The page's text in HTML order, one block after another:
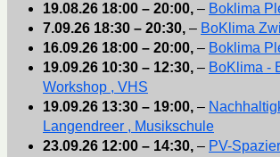
19.08.26 18:00 – 20:00, – Boklima
7.09.26 18:30 – 20:30, – BoKlima
16.09.26 18:00 – 20:00, – Boklima
19.09.26 10:30 – 12:30, – BoKlima -
Workshop , VHS
19.09.26 13:30 – 19:00, –
Langendreer , Musikschule
23.09.26 12:00 – 14:30, – PV-